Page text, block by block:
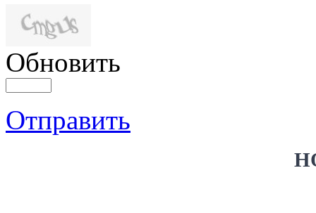
Обновить
Отправить